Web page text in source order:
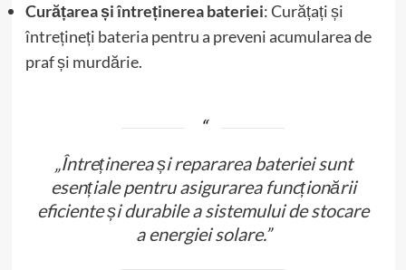
Curățarea și întreținerea bateriei: Curățați și
întrețineți bateria pentru a preveni acumularea de
praf și murdărie.
„Întreținerea și repararea bateriei sunt
esențiale pentru asigurarea funcționării
eficiente și durabile a sistemului de stocare
a energiei solare.”